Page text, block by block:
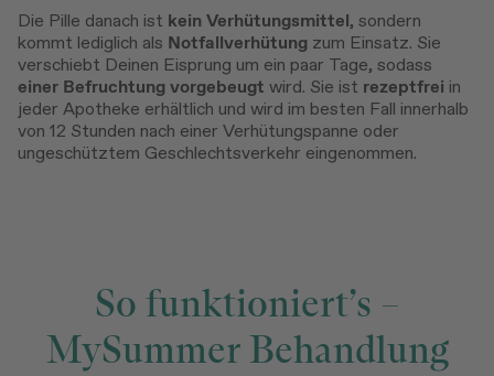
Die Pille danach ist keinVerhütungsmittel, sondern
kommt lediglich als Notfallverhütung zum Einsatz. Sie
verschiebt Deinen Eisprung um ein paar Tage, sodass
einer Befruchtung vorgebeugt wird. Sie ist rezeptfrei in
jeder Apotheke erhältlich und wird im besten Fall innerhalb
von 12 Stunden nach einer Verhütungspanne oder
ungeschütztem Geschlechtsverkehr eingenommen.
So funktioniert’s –
MySummer Behandlung